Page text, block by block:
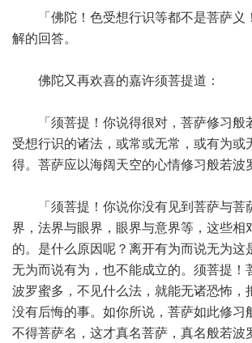
「佛陀！色受想行识等都不是菩萨义
解的回答。
佛陀又再欢喜的嘉许须菩提道：
「须菩提！你说得很对，菩萨修习般
受想行识的诸法，或常或无常，或有为或
得。菩萨应以海阔天空的心情修习般若波
「须菩提！你说你没有见到菩萨与菩
界，法界与眼界，眼界与意界等，这些相
的。是什么原因呢？离开有为而说无为这
无为而说有为，也不能成立的。须菩提！
波罗蜜多，不见什么法，就能无诸恐怖，
没有后悔的事。如你所说，菩萨如此修习
不得菩萨名，这才真名菩萨，真名般若波